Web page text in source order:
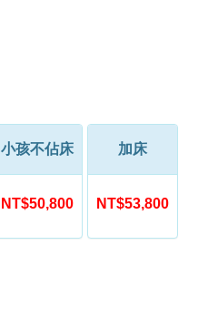
小孩不佔床
NT$50,800
加床
NT$53,800